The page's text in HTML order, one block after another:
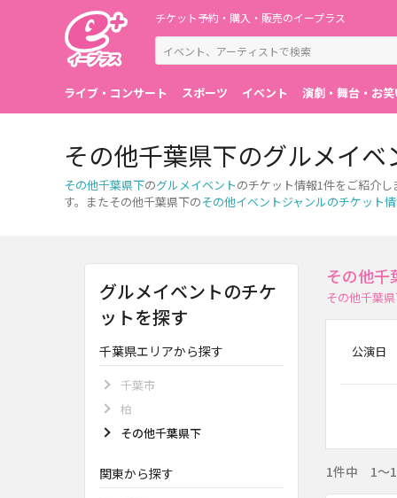
チケット予約・購入・販売のイープラス
ライブ・コンサート スポーツ イベント 演劇・舞台・お笑
その他千葉県下のグルメイ
その他千葉県下のグルメイベントのチケット情報1件をご紹介
す。またその他千葉県下のその他イベントジャンルのチケット
その他千
その他千葉
公演日
1件中 1～
グルメイベントのチケ
ットを探す
千葉県エリアから探す
千葉市
柏
その他千葉県下
関東から探す